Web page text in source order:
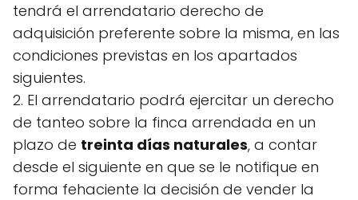
tendrá el arrendatario derecho de
adquisición preferente sobre la misma, en las
condiciones previstas en los apartados
siguientes.
2. El arrendatario podrá ejercitar un derecho
de tanteo sobre la finca arrendada en un
plazo de treinta días naturales, a contar
desde el siguiente en que se le notifique en
forma fehaciente la decisión de vender la